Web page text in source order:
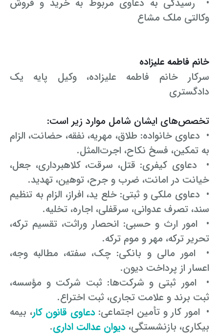
• رسیدگی به دعاوی مربوط به خرید و فروش
وکالتی ملک مشاع
خانم فاطمه علیزاده
سرکار خانم فاطمه علیزاده، وکیل پایه یک
دادگستری
تخصص‌های ایشان شامل موارد زیر است:
• دعاوی خانواده: طلاق، مهریه، نفقه، حضانت، الزام
به تمکین، فسخ نکاح، اجرت‌المثل.
• دعاوی کیفری: قتل، سرقت، کلاهبرداری، جعل،
خیانت در امانت، ضرب و جرح، توهین، تهدید.
• دعاوی ملکی و ثبتی: خلع ید، افراز، الزام به تنظیم
سند، تصرف عدوانی، سرقفلی، اجاره، تخلیه.
• امور ارث و حسبی: انحصار وراثت، تقسیم ترکه،
تحریر ترکه، مهر و موم ترکه.
• امور مالی و بانکی: چک، سفته، مطالبه وجه،
اعسار از پرداخت دیون.
• امور ثبتی و شرکت‌ها: ثبت شرکت و مؤسسه،
ثبت برند و علامت تجاری، ثبت اختراع.
• امور کار و تأمین اجتماعی: دعاوی قانون کار، بیمه
بیکاری، بازنشستگی، دیوان عدالت اداری.